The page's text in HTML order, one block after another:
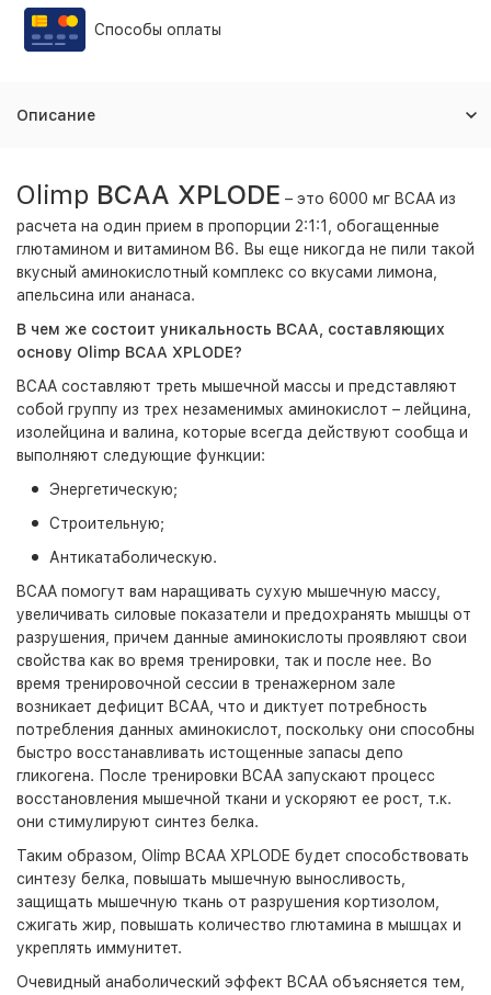
Способы оплаты
Описание
Olimp BCAA XPLODE – это 6000 мг BCAA из
расчета на один прием в пропорции 2:1:1, обогащенные
глютамином и витамином B6. Вы еще никогда не пили такой
вкусный аминокислотный комплекс со вкусами лимона,
апельсина или ананаса.
В чем же состоит уникальность BCAA, составляющих
основу Olimp BCAA XPLODE?
BCAA составляют треть мышечной массы и представляют
собой группу из трех незаменимых аминокислот – лейцина,
изолейцина и валина, которые всегда действуют сообща и
выполняют следующие функции:
Энергетическую;
Строительную;
Антикатаболическую.
BCAA помогут вам наращивать сухую мышечную массу,
увеличивать силовые показатели и предохранять мышцы от
разрушения, причем данные аминокислоты проявляют свои
свойства как во время тренировки, так и после нее. Во
время тренировочной сессии в тренажерном зале
возникает дефицит BCAA, что и диктует потребность
потребления данных аминокислот, поскольку они способны
быстро восстанавливать истощенные запасы депо
гликогена. После тренировки BCAA запускают процесс
восстановления мышечной ткани и ускоряют ее рост, т.к.
они стимулируют синтез белка.
Таким образом, Olimp BCAA XPLODE будет способствовать
синтезу белка, повышать мышечную выносливость,
защищать мышечную ткань от разрушения кортизолом,
сжигать жир, повышать количество глютамина в мышцах и
укреплять иммунитет.
Очевидный анаболический эффект BCAA объясняется тем,